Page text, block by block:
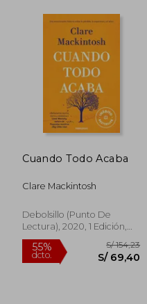
55%
dcto.
Cuando Todo Acaba
Clare Mackintosh
Debolsillo (Punto De
Lectura), 2020, 1 Edición,
Tapa Blanda, Nuevo